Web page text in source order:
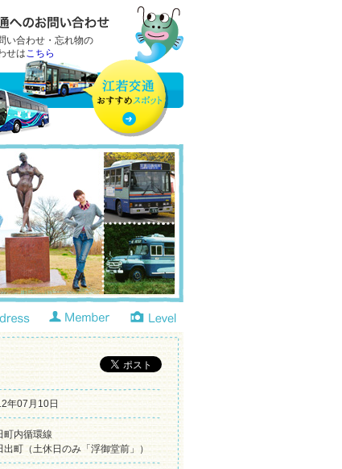
い合わせ・忘れ物の
せはこちら
年07月10日
町内循環線
出町（土休日のみ「浮御堂前」）